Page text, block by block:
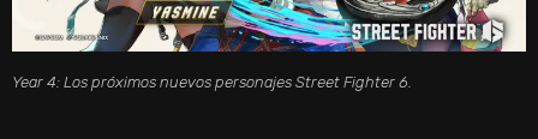
Year 4: Los próximos nuevos personajes Street Fighter 6.